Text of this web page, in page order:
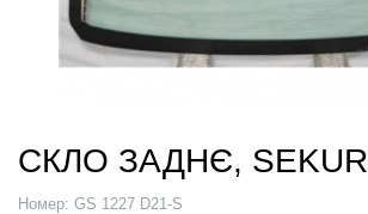
СКЛО ЗАДНЄ,
Номер: GS 1227 D21-S